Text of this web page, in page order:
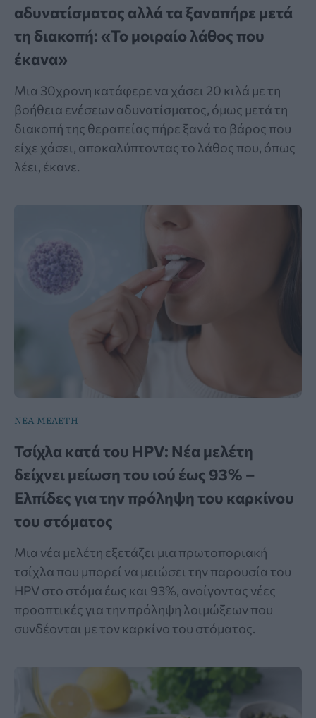
αδυνατίσματος αλλά τα ξαναπήρε μετά
τη διακοπή: «Το μοιραίο λάθος που
έκανα»
Μια 30χρονη κατάφερε να χάσει 20 κιλά με τη
βοήθεια ενέσεων αδυνατίσματος, όμως μετά τη
διακοπή της θεραπείας πήρε ξανά το βάρος που
είχε χάσει, αποκαλύπτοντας το λάθος που, όπως
λέει, έκανε.
ΝΕΑ ΜΕΛΕΤΗ
Τσίχλα κατά του HPV: Νέα μελέτη
δείχνει μείωση του ιού έως 93% –
Ελπίδες για την πρόληψη του καρκίνου
του στόματος
Μια νέα μελέτη εξετάζει μια πρωτοποριακή
τσίχλα που μπορεί να μειώσει την παρουσία του
HPV στο στόμα έως και 93%, ανοίγοντας νέες
προοπτικές για την πρόληψη λοιμώξεων που
συνδέονται με τον καρκίνο του στόματος.